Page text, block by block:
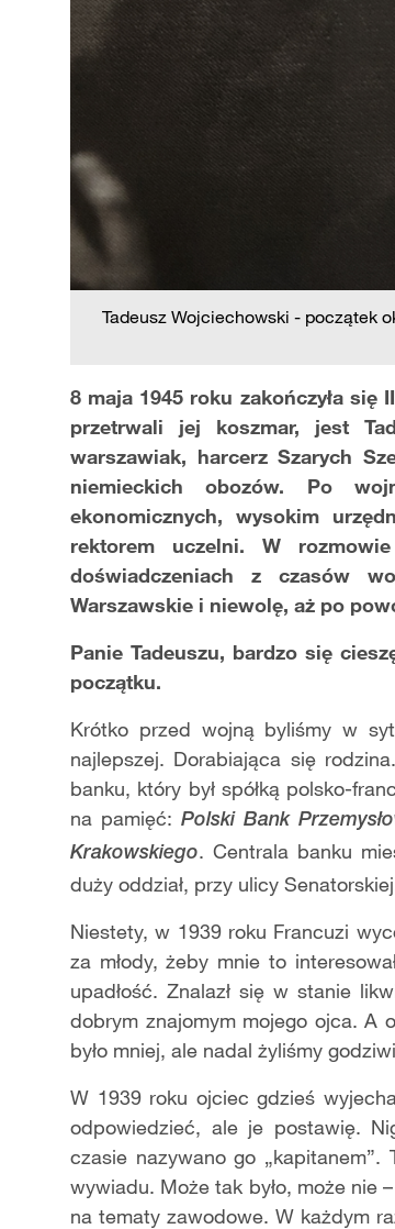
Tadeusz Wojciechowski - początek
8 maja 1945 roku zakończyła
przetrwali jej koszmar, jest
warszawiak, harcerz Szarych
niemieckich obozów. Po
ekonomicznych, wysokim
rektorem uczelni. W
doświadczeniach z czasów
Warszawskie i niewolę, aż po
Panie Tadeuszu, bardzo się
początku.
Krótko przed wojną byliśmy w
najlepszej. Dorabiająca się
banku, który był spółką polsko-
na pamięć: Polski Bank
Krakowskiego. Centrala banku
duży oddział, przy ulicy
Niestety, w 1939 roku Francuzi
za młody, żeby mnie to
upadłość. Znalazł się w stanie
dobrym znajomym mojego ojca. A
było mniej, ale nadal żyliśmy
W 1939 roku ojciec gdzieś
odpowiedzieć, ale je postawię.
czasie nazywano go „kapitanem”.
wywiadu. Może tak było, może nie
na tematy zawodowe. W każdym